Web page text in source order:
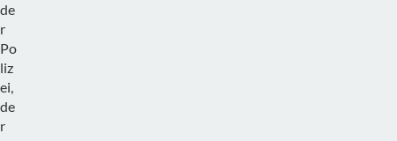
de
r
Po
liz
ei,
de
r